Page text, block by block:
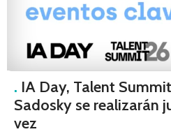
. IA Day, Talent
Sadosky se realizarán
vez